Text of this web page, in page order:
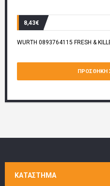
8,43€
WURTH 0893764115 FRESH &
ΠΡΟΣΘΉΚΗ
ΚΑΤΆΣΤΗΜΑ